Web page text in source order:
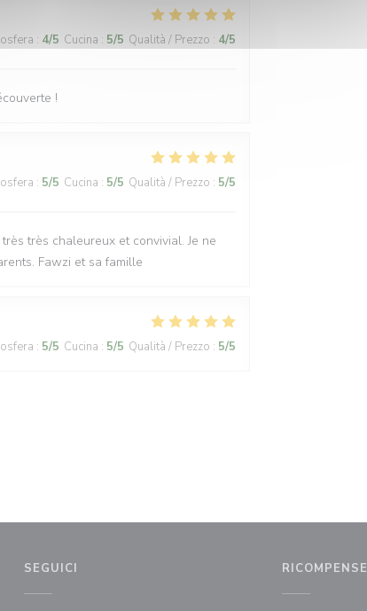
: 4/5 Cucina : 5/5 Qualità / Prezzo : 4/5
!
: 5/5 Cucina : 5/5 Qualità / Prezzo : 5/5
très chaleureux et convivial. Je ne
Fawzi et sa famille
: 5/5 Cucina : 5/5 Qualità / Prezzo : 5/5
SEGUICI RICOMPENSE